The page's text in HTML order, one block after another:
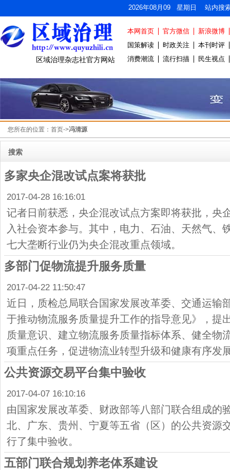
2026年08月09 星期日 站内搜
区域治理杂志社官方网站
本网首页 官方微信
新浪微博
国策解读
时政关注
本刊时评
消费潮流
流行扫描 民生视点
您所在的位置： 首页->冯清源
搜索
多家央企混改试点案将获批
2017-04-28 16:16:01
记者日前获悉，央企混改试点方案即将获批，央
入社会资本参与。其中，电力、石油、天然气、
七大垄断行业仍为央企混改重点领域。
多部门促物流提升服务质量
2017-04-22 11:50:47
近日，质检总局联合国家发展改革委、交通运输
于推动物流服务质量提升工作的指导意见》，提
质量意识、建立物流服务质量指标体系、健全物
项重点任务，促进物流业转型升级和健康有序发
公共资源交易平台集中验收
2017-04-07 16:10:16
由国家发展改革委、财政部等八部门联合组成的
北、广东、贵州、宁夏等五省（区）的公共资源
行了集中验收。
五部门联合规划养老体系建设